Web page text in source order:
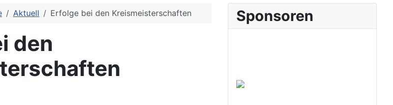
Aktuell Erfolge bei den Kreismeisterschaften
den
Sponsoren